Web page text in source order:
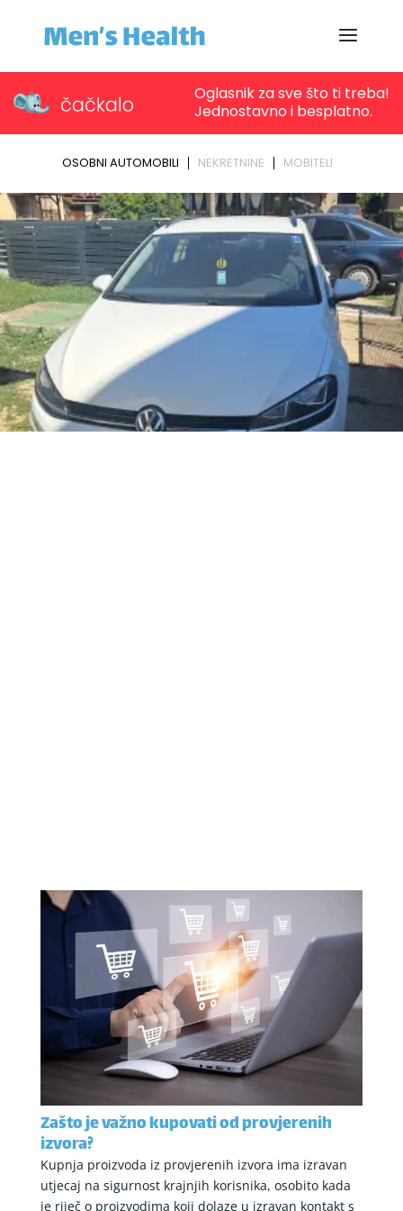
Zašto je važno kupovati od provjerenih
izvora?
Kupnja proizvoda iz provjerenih izvora ima izravan
utjecaj na sigurnost krajnjih korisnika, osobito kada
je riječ o proizvodima koji dolaze u izravan kontakt s